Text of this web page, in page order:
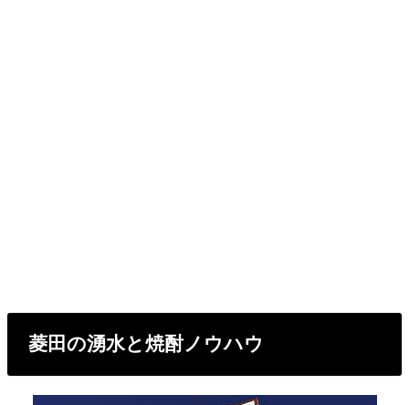
菱田の湧水と焼酎ノウハウ